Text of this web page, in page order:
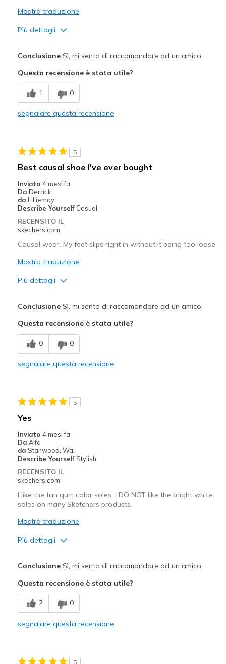
Mostra traduzione
Più dettagli
Breathe Well
Comfortable
Casual Wear
Travel
Width
Sizing
View On Shoes
Shoes are for Wearing
ConclusioneSì, mi sento di raccomandare ad un amico
Questa recensione è stata utile?
1 0
segnalare questa recensione
5
Best causal shoe I've ever bought
Inviato 4 mesi fa
Da Derrick
da Lilliemay
Describe Yourself Casual
RECENSITO IL
skechers.com
Causal wear. My feet slips right in without it being too loose
Mostra traduzione
Più dettagli
Breathe Well
Comfortable
Casual Wear
Width
Sizing
Feels true to size
View On Shoes
ConclusioneSì, mi sento di raccomandare ad un amico
Questa recensione è stata utile?
0 0
segnalare questa recensione
5
Yes
Inviato 4 mesi fa
Da Alfa
da Stanwood, Wa.
Describe Yourself Stylish
RECENSITO IL
skechers.com
I like the tan gum color soles. I DO NOT like the bright white
soles on many Sketchers products.
Mostra traduzione
Più dettagli
Stylish
Migliori Utilizzi:
Casual Wear
ConclusioneSì, mi sento di raccomandare ad un amico
Questa recensione è stata utile?
2 0
segnalare questa recensione
5